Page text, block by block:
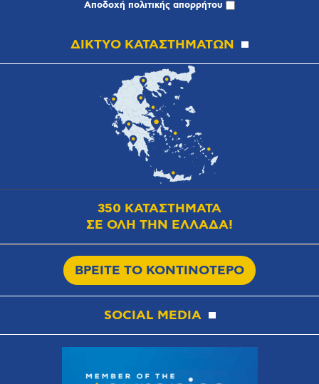
Αποδοχή πολιτικής απορρήτου
ΔΙΚΤΥΟ ΚΑΤΑΣΤΗΜΑΤΩΝ
350 ΚΑΤΑΣΤΗΜΑΤΑ
ΣΕ ΟΛΗ ΤΗΝ ΕΛΛΑΔΑ!
ΒΡΕΙΤΕ ΤΟ ΚΟΝΤΙΝΟΤΕΡΟ
SOCIAL MEDIA